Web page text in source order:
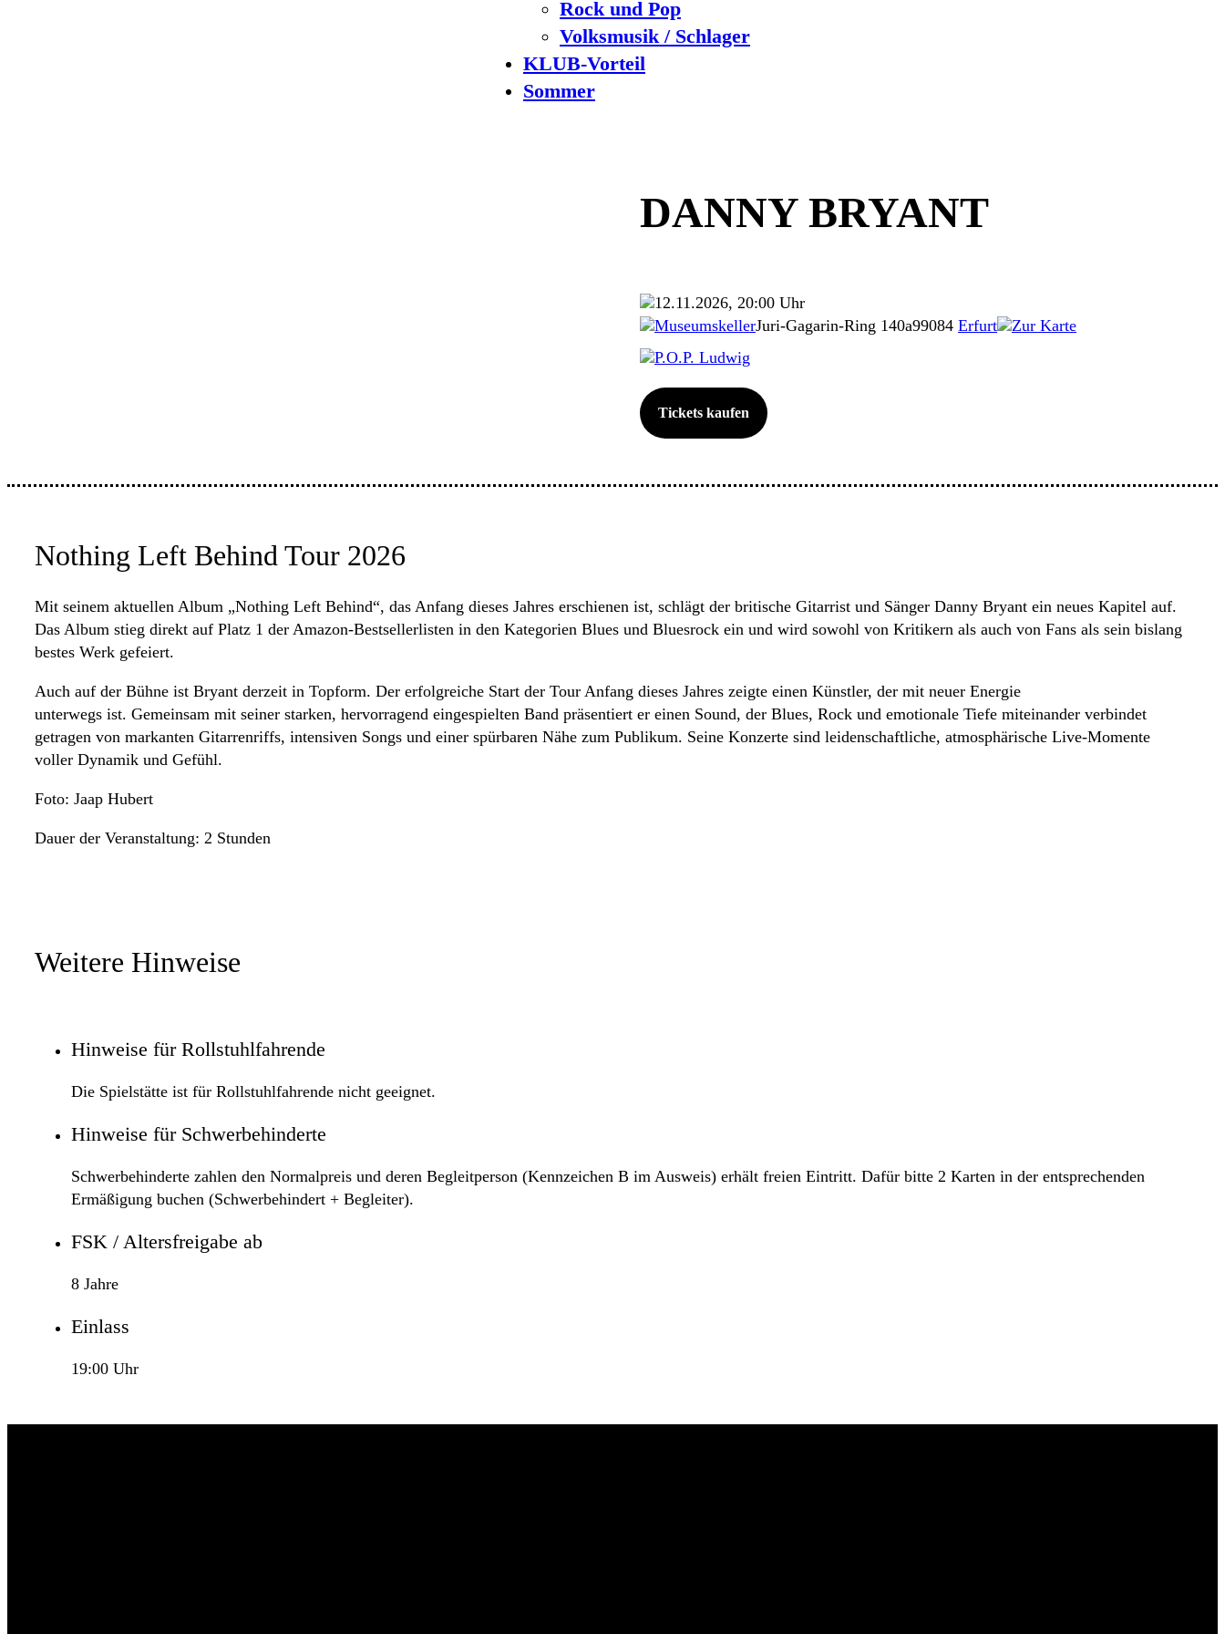
Rock und Pop
Volksmusik / Schlager
KLUB-Vorteil
Sommer
DANNY BRYANT
12.11.2026, 20:00 Uhr
MuseumskellerJuri-Gagarin-Ring 140a99084 Erfurt
Zur Karte
P.O.P. Ludwig
Tickets kaufen
Nothing Left Behind Tour 2026
Mit seinem aktuellen Album „Nothing Left Behind“, das Anfang dieses Jahres erschienen ist, schlägt der britische Gitarrist und Sänger Danny Bryant ein neues Kapitel auf.
Das Album stieg direkt auf Platz 1 der Amazon-Bestsellerlisten in den Kategorien Blues und Bluesrock ein und wird sowohl von Kritikern als auch von Fans als sein bislang
bestes Werk gefeiert.
Auch auf der Bühne ist Bryant derzeit in Topform. Der erfolgreiche Start der Tour Anfang dieses Jahres zeigte einen Künstler, der mit neuer Energie
unterwegs ist. Gemeinsam mit seiner starken, hervorragend eingespielten Band präsentiert er einen Sound, der Blues, Rock und emotionale Tiefe miteinander verbindet 
getragen von markanten Gitarrenriffs, intensiven Songs und einer spürbaren Nähe zum Publikum. Seine Konzerte sind leidenschaftliche, atmosphärische Live-Momente
voller Dynamik und Gefühl.
Foto: Jaap Hubert
Dauer der Veranstaltung: 2 Stunden
Weitere Hinweise
Hinweise für Rollstuhlfahrende
Die Spielstätte ist für Rollstuhlfahrende nicht geeignet.
Hinweise für Schwerbehinderte
Schwerbehinderte zahlen den Normalpreis und deren Begleitperson (Kennzeichen B im Ausweis) erhält freien Eintritt. Dafür bitte 2 Karten in der entsprechenden
Ermäßigung buchen (Schwerbehindert + Begleiter).
FSK / Altersfreigabe ab
8 Jahre
Einlass
19:00 Uhr